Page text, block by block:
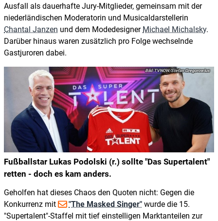
Ausfall als dauerhafte Jury-Mitglieder, gemeinsam mit der
niederländischen Moderatorin und Musicaldarstellerin
Chantal Janzen und dem Modedesigner Michael Michalsky.
Darüber hinaus waren zusätzlich pro Folge wechselnde
Gastjuroren dabei.
Fußballstar Lukas Podolski (r.) sollte "Das Supertalent"
retten - doch es kam anders.
TVNOW/Stefan Gregorowius
Geholfen hat dieses Chaos den Quoten nicht: Gegen die
Konkurrenz mit
"The Masked Singer" wurde die 15.
"Supertalent"-Staffel mit tief einstelligen Marktanteilen zur